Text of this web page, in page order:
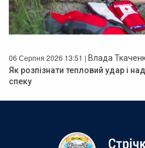
06 Серпня 2026 13:51 | Влада
Як розпізнати тепловий удар і
спеку